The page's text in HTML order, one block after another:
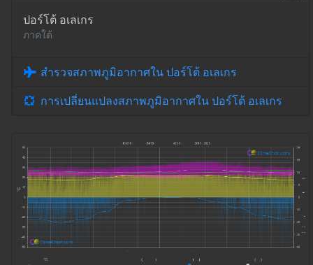
ปอร์โต้ อเลเกร
ภาคใต้
สำรวจสภาพภูมิอากาศใน ปอร์โต้ อเลเกร
การเปลี่ยนแปลงสภาพภูมิอากาศใน ปอร์โต้ อเลเกร